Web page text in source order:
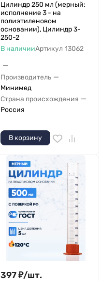
Цилиндр 250 мл (мерный:
исполнение 3 - на
полиэтиленовом
основании), Цилиндр 3-
250-2
В наличииАртикул 13062
—
Производитель —
Минимед
Страна происхождения —
Россия
В корзину
397₽/шт.